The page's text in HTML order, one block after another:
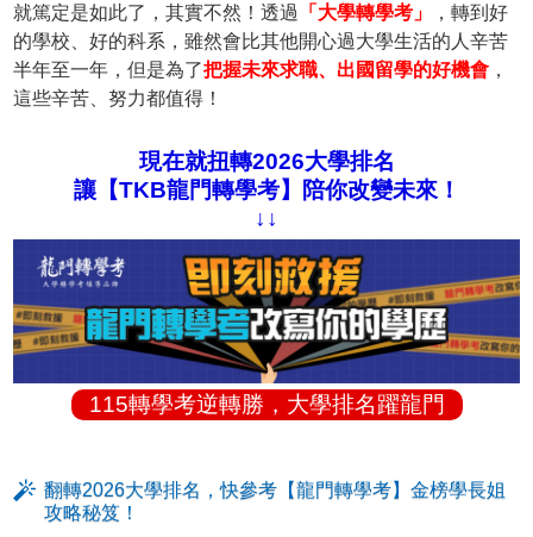
就篤定是如此了，其實不然！透過
「大學轉學考」
，轉到好
的學校、好的科系，雖然會比其他開心過大學生活的人辛苦
半年至一年，但是為了把握未來求職、出國留學的好機會 ，
這些辛苦、努力都值得！
現在就扭轉2026大學排名
讓【TKB龍門轉學考】陪你改變未來！
↓↓
115轉學考逆轉勝，大學排名躍龍門
翻轉2026大學排名，快參考【龍門轉學考】金榜學長姐
攻略秘笈！